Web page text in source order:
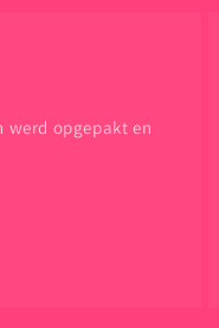
werd opgepakt en